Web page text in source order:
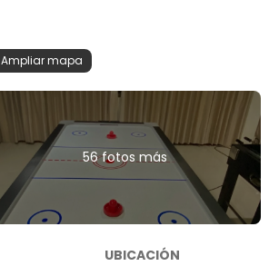
Ampliar mapa
56 fotos más
UBICACIÓN